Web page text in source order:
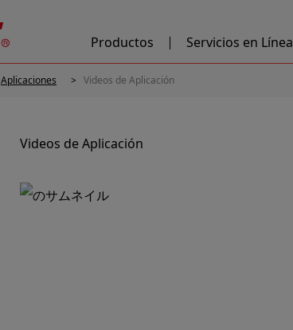
Productos Servicios en Línea
Aplicaciones Videos de Aplicación
Videos de Aplicación